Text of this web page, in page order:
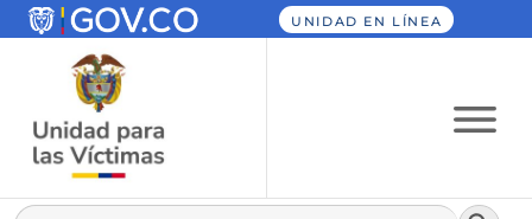
UNIDAD EN LÍNEA
Botón